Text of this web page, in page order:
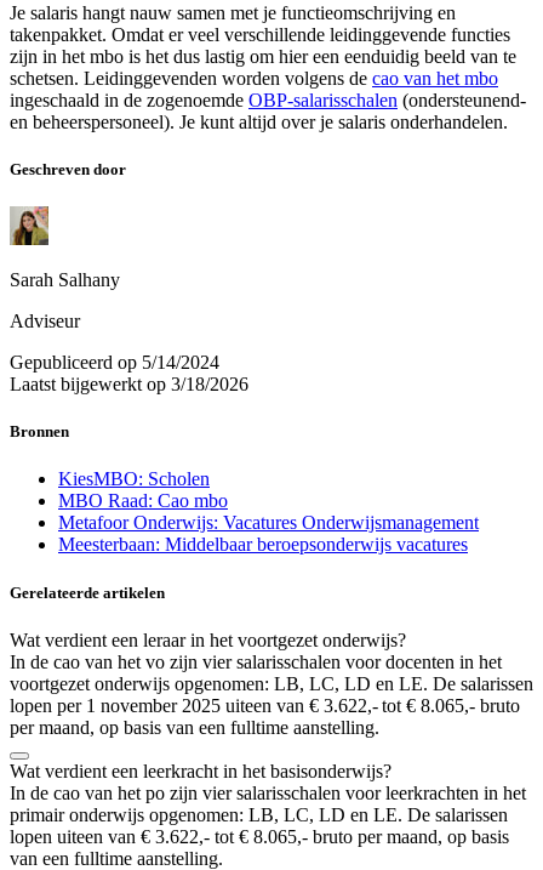
Je salaris hangt nauw samen met je functieomschrijving en
takenpakket. Omdat er veel verschillende leidinggevende functies
zijn in het mbo is het dus lastig om hier een eenduidig beeld van te
schetsen. Leidinggevenden worden volgens de cao van het mbo
ingeschaald in de zogenoemde OBP-salarisschalen (ondersteunend-
en beheerspersoneel). Je kunt altijd over je salaris onderhandelen.
Geschreven door
Sarah Salhany
Adviseur
Gepubliceerd op 5/14/2024
Laatst bijgewerkt op 3/18/2026
Bronnen
KiesMBO: Scholen
MBO Raad: Cao mbo
Metafoor Onderwijs: Vacatures Onderwijsmanagement
Meesterbaan: Middelbaar beroepsonderwijs vacatures
Gerelateerde artikelen
Wat verdient een leraar in het voortgezet onderwijs?
In de cao van het vo zijn vier salarisschalen voor docenten in het
voortgezet onderwijs opgenomen: LB, LC, LD en LE. De salarissen
lopen per 1 november 2025 uiteen van € 3.622,- tot € 8.065,- bruto
per maand, op basis van een fulltime aanstelling.
Wat verdient een leerkracht in het basisonderwijs?
In de cao van het po zijn vier salarisschalen voor leerkrachten in het
primair onderwijs opgenomen: LB, LC, LD en LE. De salarissen
lopen uiteen van € 3.622,- tot € 8.065,- bruto per maand, op basis
van een fulltime aanstelling.